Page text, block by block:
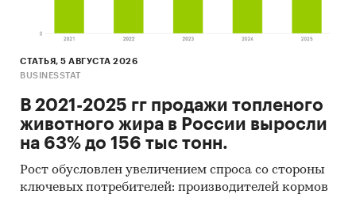
СТАТЬЯ, 5 АВГУСТА 2026
BUSINESSTAT
В 2021-2025 гг продажи топленого
животного жира в России выросли
на 63% до 156 тыс тонн.
Рост обусловлен увеличением спроса со стороны
ключевых потребителей: производителей кормов